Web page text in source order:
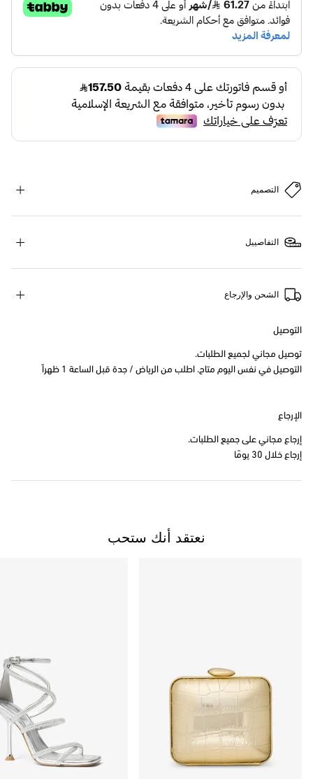
التصميم
التفاصييل
الشحن والإرجاع
التوصيل
توصيل مجاني لجميع الطلبات.
التوصيل في نفس اليوم متاح. اطلب من الرياض / جدة قبل الساعة 1 ظهراً
الإرجاع
إرجاع مجاني على جميع الطلبات.
إرجاع خلال 30 يومًا
نعتقد أنك ستحب